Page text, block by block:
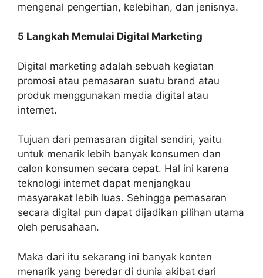
mengenal pengertian, kelebihan, dan jenisnya.
5 Langkah Memulai Digital Marketing
Digital marketing adalah sebuah kegiatan
promosi atau pemasaran suatu brand atau
produk menggunakan media digital atau
internet.
Tujuan dari pemasaran digital sendiri, yaitu
untuk menarik lebih banyak konsumen dan
calon konsumen secara cepat. Hal ini karena
teknologi internet dapat menjangkau
masyarakat lebih luas. Sehingga pemasaran
secara digital pun dapat dijadikan pilihan utama
oleh perusahaan.
Maka dari itu sekarang ini banyak konten
menarik yang beredar di dunia akibat dari